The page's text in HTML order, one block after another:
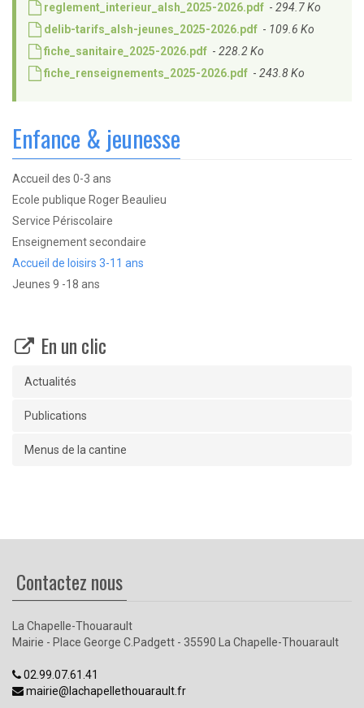
reglement_interieur_alsh_2025-2026.pdf - 294.7 Ko
delib-tarifs_alsh-jeunes_2025-2026.pdf - 109.6 Ko
fiche_sanitaire_2025-2026.pdf - 228.2 Ko
fiche_renseignements_2025-2026.pdf - 243.8 Ko
Enfance & jeunesse
Accueil des 0-3 ans
Ecole publique Roger Beaulieu
Service Périscolaire
Enseignement secondaire
Accueil de loisirs 3-11 ans
Jeunes 9 -18 ans
En un clic
Actualités
Publications
Menus de la cantine
Contactez nous
La Chapelle-Thouarault
Mairie - Place George C.Padgett - 35590 La Chapelle-Thouarault
02.99.07.61.41
mairie@lachapellethouarault.fr